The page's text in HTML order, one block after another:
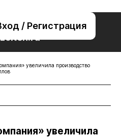
/ Регистрация
221-76-32
увеличила производство
увеличила